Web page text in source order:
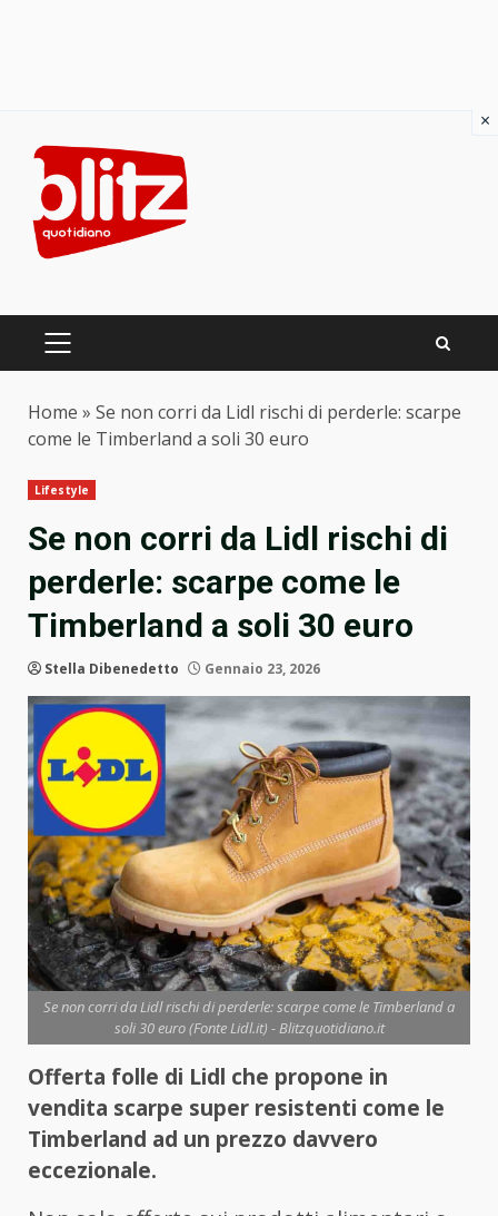
content
PRIMARY
Home » Se non corri da Lidl rischi di perderle: scarpe
come le Timberland a soli 30 euro
Lifestyle
Se non corri da Lidl rischi di
perderle: scarpe come le
Timberland a soli 30 euro
Stella Dibenedetto Gennaio 23, 2026
Se non corri da Lidl rischi di perderle: scarpe come le Timberland a
soli 30 euro (Fonte Lidl.it) - Blitzquotidiano.it
Offerta folle di Lidl che propone in
vendita scarpe super resistenti come le
Timberland ad un prezzo davvero
eccezionale.
×